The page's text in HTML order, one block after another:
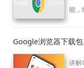
能，
Google浏览器下载
讲解